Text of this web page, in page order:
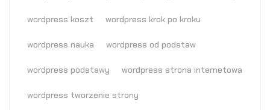
wordpress koszt wordpress krok po kroku
wordpress nauka wordpress od podstaw
wordpress podstawy wordpress strona internetowa
wordpress tworzenie strony